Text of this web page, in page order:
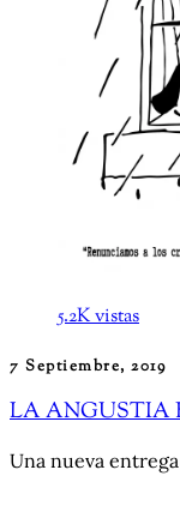
5.2K vistas
7 Septiembre, 2019
LA ANGUSTIA
Una nueva